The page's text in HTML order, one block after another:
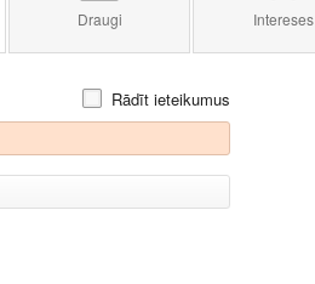
Draugi Intereses
Rādīt ieteikumus